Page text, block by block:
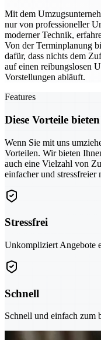
Mit dem
nur von professioneller
moderner Technik,
Von der Terminplanung
dafür, dass nichts dem
auf einen reibungslosen
Vorstellungen abläuft.
Features
Diese Vorteile
Wenn Sie mit uns
Vorteilen. Wir bieten
auch eine Vielzahl von
einfacher und stressfreier
Stressfrei
Unkompliziert Angebote
Schnell
Schnell und einfach zum